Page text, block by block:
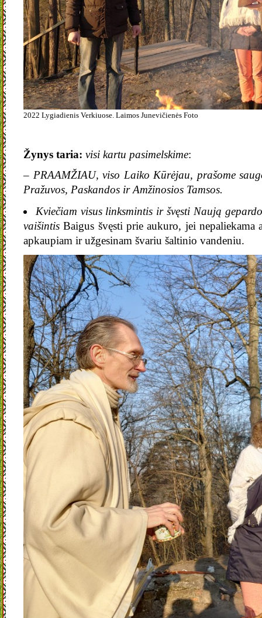
2022 Lygiadienis Verkiuose. Laimos Junevičienės Foto
Žynys taria: visi kartu pasimelskime:
– PRAAMŽIAU, viso Laiko Kūrėjau, prašome
Pražuvos, Paskandos ir Amžinosios Tamsos.
Kviečiam visus linksmintis ir švęsti Naują
vaišintisBaigus švęsti prie aukuro, jei nepaliekama
apkaupiam ir užgesinam švariu šaltinio vandeniu.